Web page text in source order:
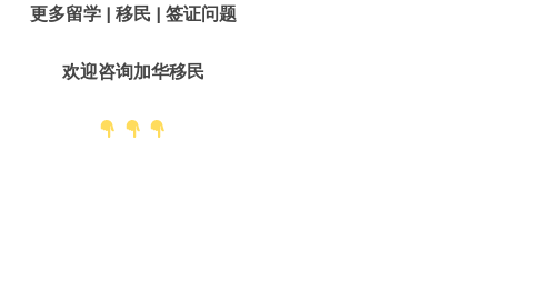
更多留学 | 移民 | 签证问题
欢迎咨询加华移民